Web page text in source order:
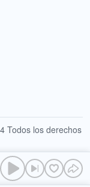
Todos los derechos